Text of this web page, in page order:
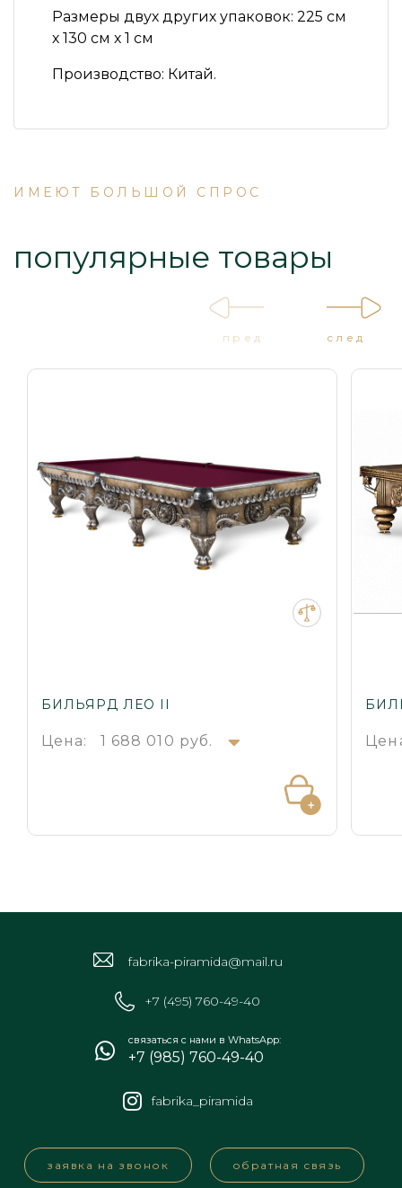
Размеры двух других упаковок: 225 см
х 130 см х 1 см
Производство: Китай.
ИМЕЮТ БОЛЬШОЙ СПРОС
популярные товары
БИЛЬЯРД ЛЕО II
Цена: 1 688 010 руб.
пред след
fabrika-piramida@mail.ru
+7 (495) 760-49-40
связаться с нами в WhatsApp:
+7 (985) 760-49-40
fabrika_piramida
заявка на звонок обратная связь